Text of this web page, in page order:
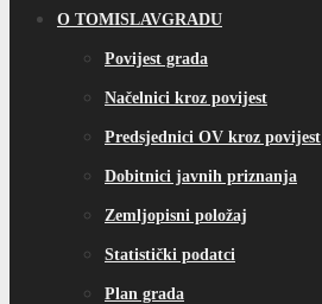
O TOMISLAVGRADU
Povijest grada
Načelnici kroz povijest
Predsjednici OV kroz povijest
Dobitnici javnih priznanja
Zemljopisni položaj
Statistički podatci
Plan grada